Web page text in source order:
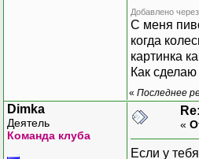
//
//
//
//
//
//
Добавлено
С меня
когда
картинка
Как
« Последнее
Dimka
Деятель
Команда клуба
«
Если у